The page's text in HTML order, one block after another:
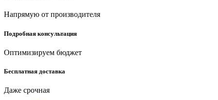
Напрямую от производителя
Подробная консультация
Оптимизируем бюджет
Бесплатная доставка
Даже срочная